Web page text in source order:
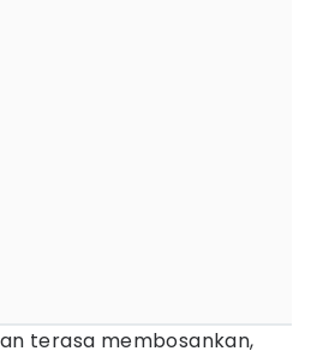
terasa membosankan,